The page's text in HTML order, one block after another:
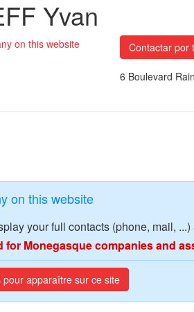
Yvan
Contactar por
6 Boulevard
on this website
your full contacts (phone, mail,
for Monegasque companies and
pour apparaître sur ce site